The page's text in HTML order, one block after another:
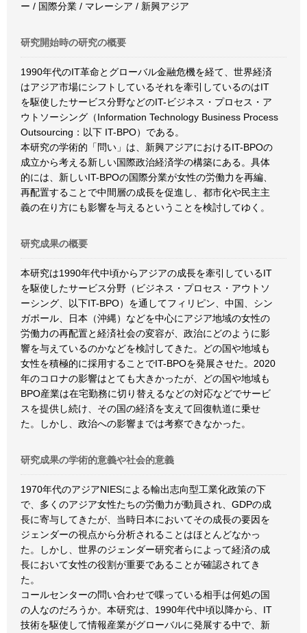
ー / 国際分業 / マレーシア / 新興アジア
研究開始時の研究の概要
1990年代のIT革命とグローバル金融危機を経て、世界経済
はアジア市場にシフトしているそれを牽引しているのはIT
を駆使したサービス分野などのIT-ビジネス・プロセス・ア
ウトソーシング（Information Technology Business Process
Outsourcing：以下 IT-BPO）である。
本研究の学術的「問い」は、新興アジアにおけるIT-BPOの
成立から考える新しい国際政治経済学の構築にある。具体
的には、新しいIT-BPOの国際分業が女性の労働力を再編、
再配置することで中間層の成長を促進し、都市化や民主主
義の在り方にも影響を与えるということを検討してゆく。
研究成果の概要
本研究は1990年代中頃からアジアの成長を牽引しているIT
を駆使したサービス分野（ビジネス・プロセス・アウトソ
ーシング、以下IT-BPO）を通してフィリピン、中国、シン
ガポール、日本（沖縄）などを中心にアジア地域の女性の
労働力の再配置と経済社会の変容が、政治にどのように影
響を与えているのかなどを検討してきた。どの国や地域も
女性を積極的に採用することでIT-BPOを発展させた。2020
年のコロナの影響はとても大きかったが、どの国や地域も
BPO産業は在宅勤務に切り替えるなどの対応などでサービ
スを提供し続け、その国の経済を支えて回復軌道に乗せ
た。しかし、政治への影響までは考察できなかった。
研究成果の学術的意義や社会的意義
1970年代のアジアNIESによる輸出志向型工業化政策の下
で、多くのアジア女性たちの労働力が動員され、GDPの成
長に寄与してきたが、当時日本においてその成長の要因を
ジェンダーの視点から分析されることはほとんどなかっ
た。しかし、世界のジェンダー研究者らによって経済の成
長において女性の役割が重要であることが確認されてき
た。
コールセンターの問い合わせで喋っている相手は何処の国
の人なのだろうか。本研究は、1990年代中頃以降から、IT
技術を駆使して情報産業がグローバルに発展する中で、新